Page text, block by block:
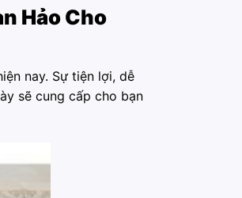
Hảo Cho
nay. Sự tiện lợi, dễ
sẽ cung cấp cho bạn